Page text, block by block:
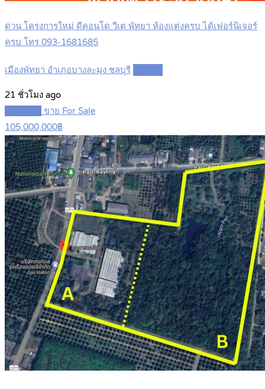
ด่วน โครงการใหม่ ดีคอนโด วีเต พัทยา ห้องแต่งครบ ได้เฟอร์นิเจอร์
ครบ โทร 093-1681685
เมืองพัทยา อำเภอบางละมุง ชลบุรี
21 ชั่วโมง ago
ขาย For Sale
105,000,000฿